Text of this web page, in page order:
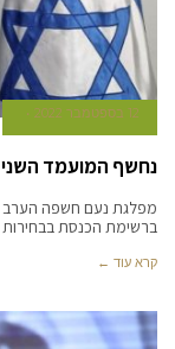
12 בספטמבר 2022
נחשף המועמד
מפלגת נעם חשפה הערב
ברשימת הכנסת בבחירות תשפ”ג (2022).
קרא עוד ←